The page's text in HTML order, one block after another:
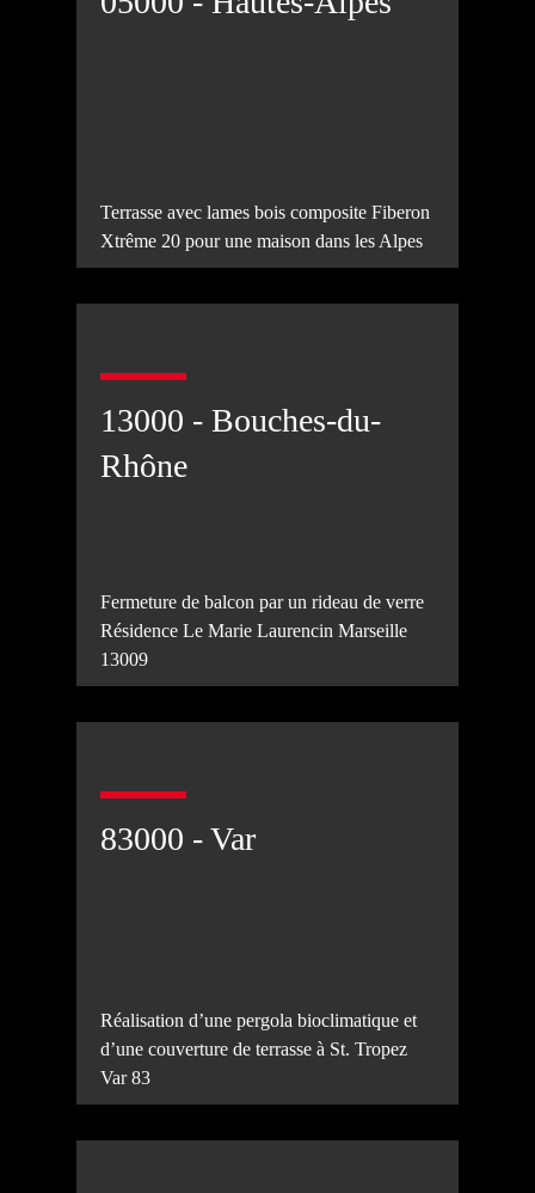
Terrasse avec lames bois composite Fiberon
Xtrême 20 pour une maison dans les Alpes
13000 - Bouches-du-
Rhône
Fermeture de balcon par un rideau de verre
Résidence Le Marie Laurencin Marseille
13009
83000 - Var
Réalisation d’une pergola bioclimatique et
d’une couverture de terrasse à St. Tropez
Var 83